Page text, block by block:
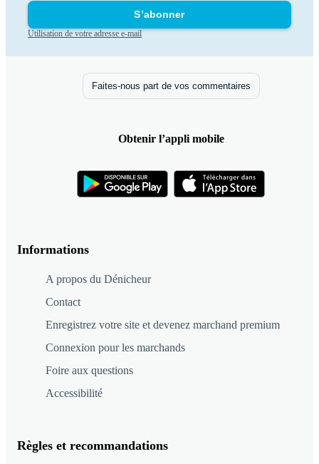
S’abonner
Utilisation de votre adresse e-mail
Informations
A propos du Dénicheur
Contact
Enregistrez votre site et devenez marchand premium
Connexion pour les marchands
Foire aux questions
Accessibilité
Règles et recommandations
Faites-nous part de vos commentaires
Obtenir l’appli mobile